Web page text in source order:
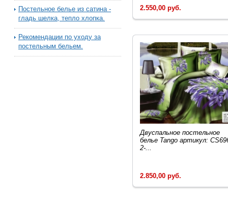
Постельное белье из сатина -
гладь шелка, тепло хлопка.
Рекомендации по уходу за
постельным бельем.
2.550,00 руб.
Двуcпальное постельное
белье Tango артикул:
2-...
2.850,00 руб.